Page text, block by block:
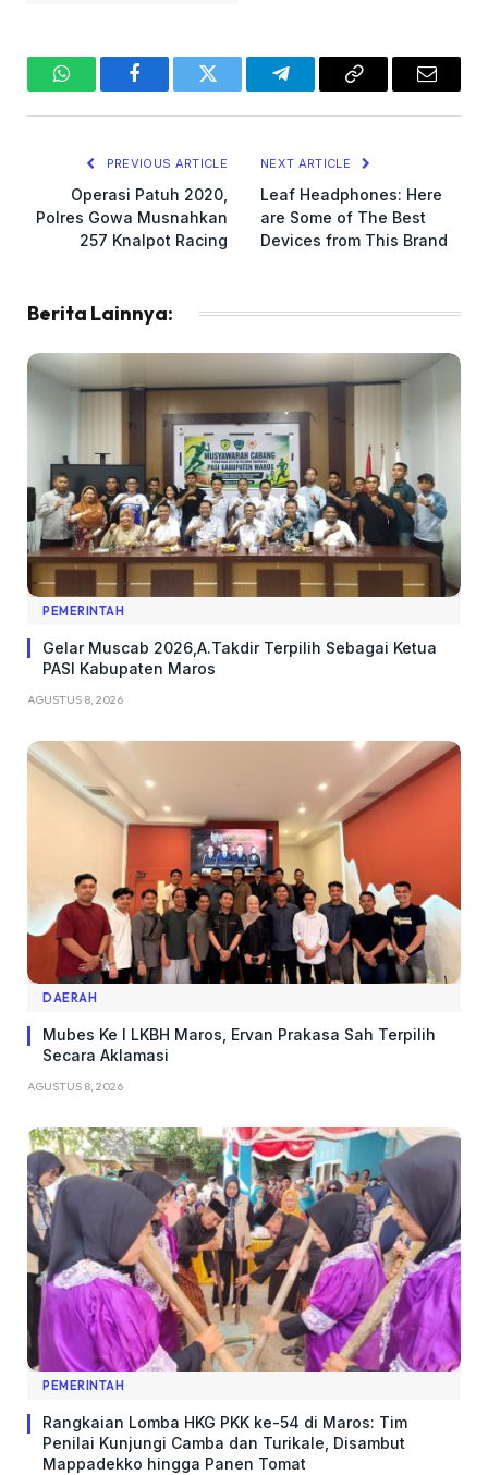
WhatsAppFacebookTwitter TelegramCopy
Email
PREVIOUS ARTICLE
Operasi Patuh 2020,
Polres Gowa Musnahkan
257 Knalpot Racing
NEXT ARTICLE
Leaf Headphones: Here
are Some of The Best
Devices from This Brand
Berita Lainnya:
PEMERINTAH
Gelar Muscab 2026,A.Takdir Terpilih Sebagai Ketua
PASI Kabupaten Maros
AGUSTUS 8, 2026
DAERAH
Mubes Ke I LKBH Maros, Ervan Prakasa Sah Terpilih
Secara Aklamasi
AGUSTUS 8, 2026
PEMERINTAH
Rangkaian Lomba HKG PKK ke-54 di Maros: Tim
Penilai Kunjungi Camba dan Turikale, Disambut
Mappadekko hingga Panen Tomat